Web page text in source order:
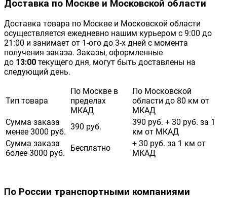
Доставка по Москве и Московской области
Доставка товара по Москве и Московской области
осуществляется ежедневно нашим курьером с 9:00 до
21:00 и занимает от 1-ого до 3-х дней с момента
получения заказа. Заказы, оформленные
до 13:00 текущего дня, могут быть доставлены на
следующий день.
Тип товара
По Москве в
пределах
МКАД
По Московской
области до 80 км от
МКАД
Сумма заказа
менее 3000 руб.
390 руб.
390 руб. + 30 руб. за 1
км от МКАД
Сумма заказа
более 3000 руб.
Бесплатно
+ 30 руб. за 1 км от
МКАД
По России транспортными компаниями